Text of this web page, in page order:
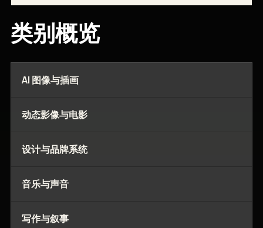
类别概览
AI 图像与插画
动态影像与电影
设计与品牌系统
音乐与声音
写作与叙事